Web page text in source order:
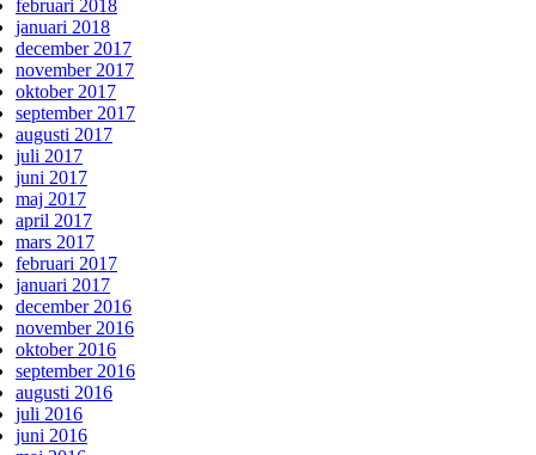
februari 2018
januari 2018
december 2017
november 2017
oktober 2017
september 2017
augusti 2017
juli 2017
juni 2017
maj 2017
april 2017
mars 2017
februari 2017
januari 2017
december 2016
november 2016
oktober 2016
september 2016
augusti 2016
juli 2016
juni 2016